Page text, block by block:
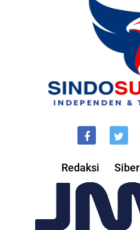
Redaksi Siber